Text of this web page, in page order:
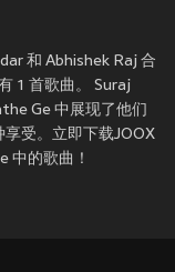
和 Abhishek Raj 合
1 首歌曲。 Suraj
Ge 中展现了他们
受。立即下载JOOX
中的歌曲！